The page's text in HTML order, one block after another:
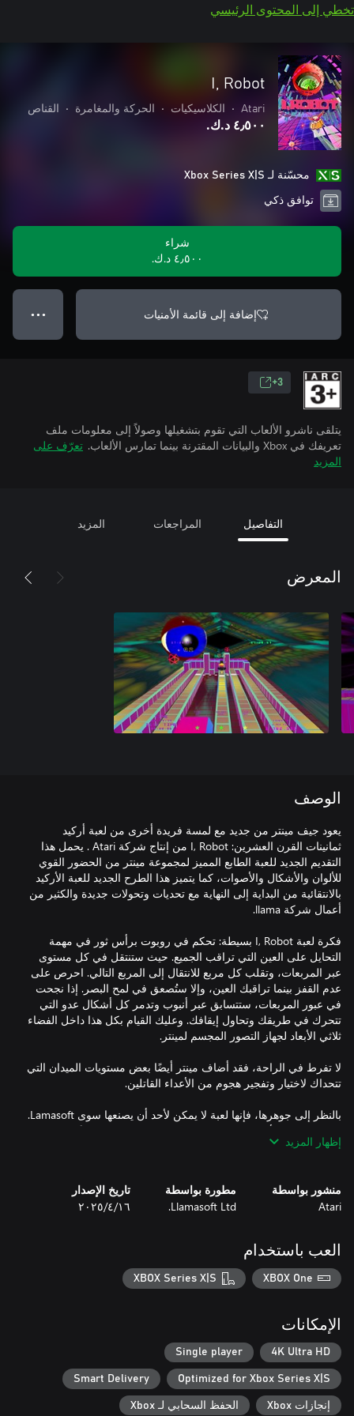
تخطي إلى المحتوى الرئيسي
I, Robot
Atari
• الكلاسيكيات • الحركة والمغامرة • القناص
٤٫٥٠٠ د.ك.‏
محسّنة لـ Xbox Series X|S
توافق ذكي
شراء
٤٫٥٠٠ د.ك.‏
إضافة إلى قائمة الأمنيات ● ● ●
3+
يتلقى ناشرو الألعاب التي تقوم بتشغيلها وصولاً إلى معلومات ملف
تعريفك في Xbox والبيانات المقترنة بينما تمارس الألعاب.
تعرّف على
المزيد
التفاصيل المراجعات المزيد
المعرض
الوصف
يعود جيف مينتر من جديد مع لمسة فريدة أخرى من لعبة أركيد
ثمانينات القرن العشرين: I, Robot من إنتاج شركة Atari . يحمل هذا
التقديم الجديد للعبة الطابع المميز لمجموعة مينتر من الحضور القوي
للألوان والأشكال والأصوات، كما يتميز هذا الطرح الجديد للعبة الأركيد
بالانتقائية من البداية إلى النهاية مع تحديات وتحولات جديدة والكثير من
فكرة لعبة I, Robot بسيطة: تحكم في روبوت برأس ثور في مهمة
التحايل على العين التي تراقب الجميع. حيث ستنتقل في كل مستوى
عبر المربعات، وتقلب كل مربع للانتقال إلى المربع التالي. احرص على
عدم القفز بينما تراقبك العين، وإلا ستُصعق في لمح البصر. إذا نجحت
في عبور المربعات، ستتسابق عبر أنبوب وتدمر كل أشكال عدو التي
تتحرك في طريقك وتحاول إيقافك. وعليك القيام بكل هذا داخل الفضاء
لا تفرط في الراحة، فقد أضاف مينتر أيضًا بعض مستويات الميدان التي
بالنظر إلى جوهرها، فإنها لعبة لا يمكن لأحد أن يصنعها سوى Lamasoft.
تبهر مجموعة الألوان عينيك مع تراكم الموسيقى تدريجيًا بناءً على
تقدمك. إذا كنت ترغب في أخذ استراحة من الحركة في الممرات،
إظهار المزيد
منشور بواسطة
Atari
مطورة بواسطة
Llamasoft Ltd.
تاريخ الإصدار
١٦‏/٤‏/٢٠٢٥
العب باستخدام
XBOX One
XBOX Series X|S
الإمكانات
4K Ultra HD
Single player
Optimized for Xbox Series X|S
Smart Delivery
إنجازات Xbox الحفظ السحابي لـ Xbox